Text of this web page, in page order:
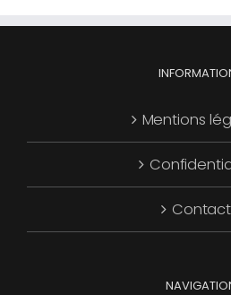
Mentions
Contact